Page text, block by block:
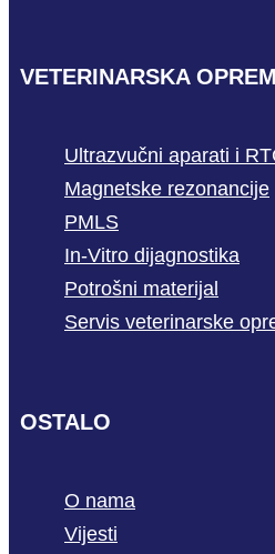
VETERINARSKA
Ultrazvučni aparati i
Magnetske rezonancije
PMLS
In-Vitro dijagnostika
Potrošni materijal
Servis veterinarske
OSTALO
O nama
Vijesti